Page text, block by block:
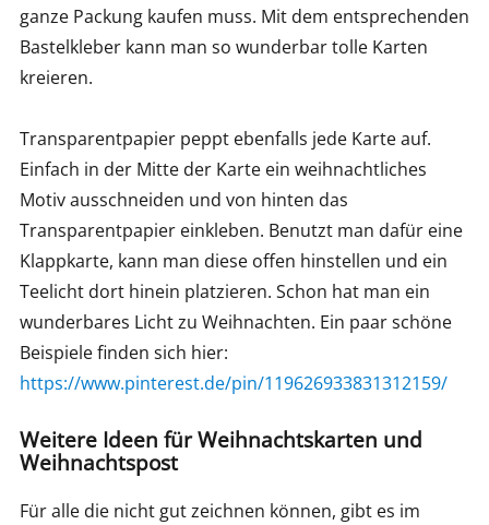
ganze Packung kaufen muss. Mit dem entsprechenden
Bastelkleber kann man so wunderbar tolle Karten
kreieren.
Transparentpapier peppt ebenfalls jede Karte auf.
Einfach in der Mitte der Karte ein weihnachtliches
Motiv ausschneiden und von hinten das
Transparentpapier einkleben. Benutzt man dafür eine
Klappkarte, kann man diese offen hinstellen und ein
Teelicht dort hinein platzieren. Schon hat man ein
wunderbares Licht zu Weihnachten. Ein paar schöne
Beispiele finden sich hier:
https://www.pinterest.de/pin/119626933831312159/
Weitere Ideen für Weihnachtskarten und
Weihnachtspost
Für alle die nicht gut zeichnen können, gibt es im